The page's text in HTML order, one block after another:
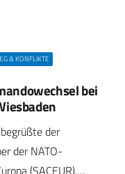
& KONFLIKTE
bei
der
der NATO-